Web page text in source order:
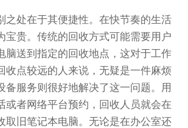
之处在于其便捷性。在快节奏的生活
宝贵。传统的回收方式可能需要用户
脑送到指定的回收地点，这对于工作
收点较远的人来说，无疑是一件麻烦
备服务则很好地解决了这一问题。用
或者网络平台预约，回收人员就会在
取旧笔记本电脑。无论是在办公室还